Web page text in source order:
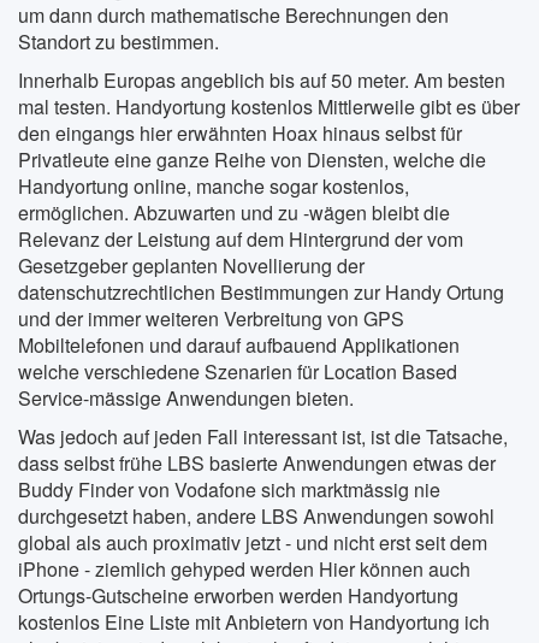
um dann durch mathematische Berechnungen den
Standort zu bestimmen.
Innerhalb Europas angeblich bis auf 50 meter. Am besten
mal testen. Handyortung kostenlos Mittlerweile gibt es über
den eingangs hier erwähnten Hoax hinaus selbst für
Privatleute eine ganze Reihe von Diensten, welche die
Handyortung online, manche sogar kostenlos,
ermöglichen. Abzuwarten und zu -wägen bleibt die
Relevanz der Leistung auf dem Hintergrund der vom
Gesetzgeber geplanten Novellierung der
datenschutzrechtlichen Bestimmungen zur Handy Ortung
und der immer weiteren Verbreitung von GPS
Mobiltelefonen und darauf aufbauend Applikationen
welche verschiedene Szenarien für Location Based
Service-mässige Anwendungen bieten.
Was jedoch auf jeden Fall interessant ist, ist die Tatsache,
dass selbst frühe LBS basierte Anwendungen etwas der
Buddy Finder von Vodafone sich marktmässig nie
durchgesetzt haben, andere LBS Anwendungen sowohl
global als auch proximativ jetzt - und nicht erst seit dem
iPhone - ziemlich gehyped werden Hier können auch
Ortungs-Gutscheine erworben werden Handyortung
kostenlos Eine Liste mit Anbietern von Handyortung ich